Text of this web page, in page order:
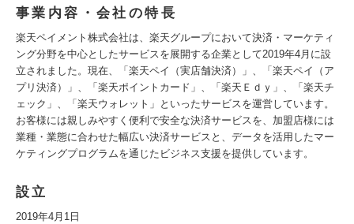
事業内容・会社の特長
楽天ペイメント株式会社は、楽天グループにおいて決済・マーケティ
ング分野を中心としたサービスを展開する企業として2019年4月に設
立されました。現在、「楽天ペイ（実店舗決済）」、「楽天ペイ（ア
プリ決済）」、「楽天ポイントカード」、「楽天Ｅｄｙ」、「楽天チ
ェック」、「楽天ウォレット」といったサービスを運営しています。
お客様には親しみやすく便利で安全な決済サービスを、加盟店様には
業種・業態に合わせた幅広い決済サービスと、データを活用したマー
ケティングプログラムを通じたビジネス支援を提供しています。
設立
2019年4月1日